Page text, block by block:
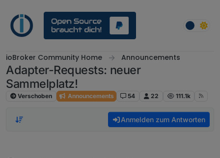
ioBroker Community Home Announcements
Adapter-Requests: neuer
Sammelplatz!
Verschoben Announcements 54 22 111.1k
Anmelden zum Antworten